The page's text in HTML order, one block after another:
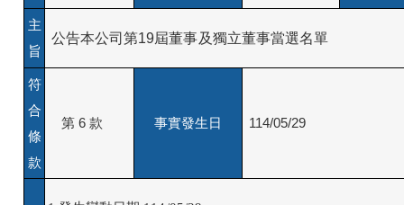
主
旨
公告本公司第19屆董事及獨立董事當選名單
符
合
條
款
第 6 款 事實發生日 114/05/29